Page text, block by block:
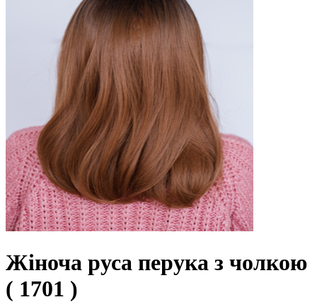
Жіноча руса перука з чолкою
( 1701 )